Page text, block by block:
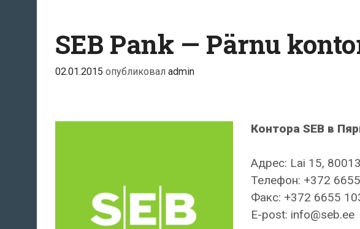
SEB Pank — Pärnu
02.01.2015 опубликовал admin
Контора SEB в
Адрес: Lai 15,
Телефон: +372
Факс: +372 6655
E-post: info@seb.ee